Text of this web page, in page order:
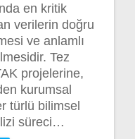
en kritik
verilerin doğru
ve anlamlı
Tez
projelerine,
kurumsal
türlü bilimsel
süreci…